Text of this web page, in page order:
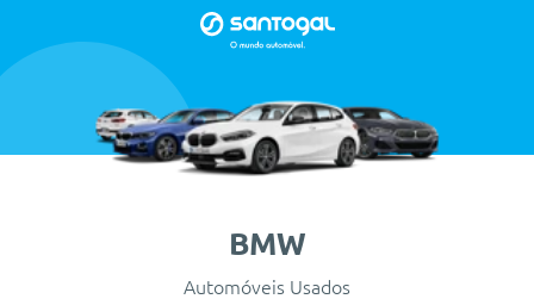
BMW
Automóveis Usados